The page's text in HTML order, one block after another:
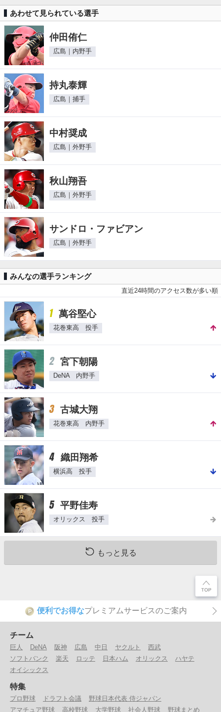
あわせて見られている選手
仲田侑仁
広島｜内野手
持丸泰輝
広島｜捕手
中村奨成
広島｜外野手
秋山翔吾
広島｜外野手
サンドロ・ファビアン
広島｜外野手
みんなの選手ランキング
直近24時間のアクセス数が多い順
1 萬谷堅心
花巻東高 投手
2 宮下朝陽
DeNA 内野手
3 古城大翔
花巻東高 内野手
4 織田翔希
横浜高 投手
5 平野佳寿
オリックス 投手
もっと見る
P 便利でお得なプレミアムサービスのご案内
チーム
巨人 DeNA 阪神 広島 中日 ヤクルト
西武
ソフトバンク
楽天 ロッテ 日本ハム オリックス
ハヤテ
オイシックス
特集
プロ野球 ドラフト会議
野球日本代表 侍ジャパン
アマチュア野球
高校野球 大学野球 社会人野球 野球まとめ